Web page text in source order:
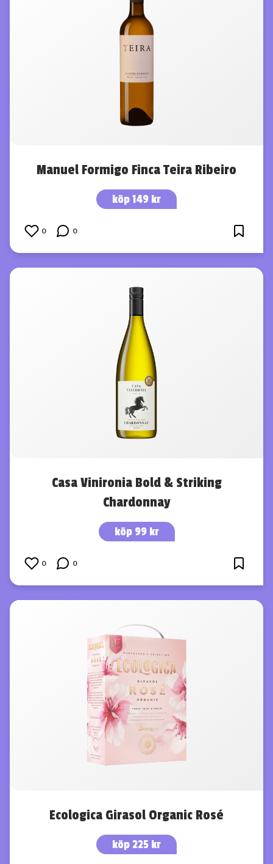
Manuel Formigo Finca Teira Ribeiro
köp 149 kr
0 0
Casa Vinironia Bold & Striking
Chardonnay
köp 99 kr
0 0
Ecologica Girasol Organic Rosé
köp 225 kr